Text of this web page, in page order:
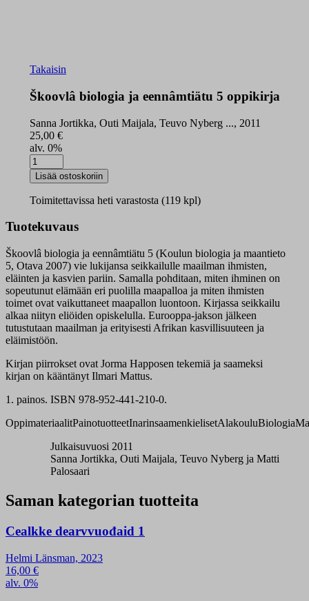
Takaisin
Škoovlâ biologia ja eennâmtiätu 5 oppikirja
Sanna Jortikka, Outi Maijala, Teuvo Nyberg ..., 2011
25,00 €
alv. 0%
Škoovlâ
biologia
ja
eennâmtiätu
oppikirja
määrä
Lisää ostoskoriin
Toimitettavissa heti varastosta (119 kpl)
Tuotekuvaus
Škoovlâ biologia ja eennâmtiätu 5 (Koulun biologia ja maantieto
5, Otava 2007) vie lukijansa seikkailulle maailman ihmisten,
eläinten ja kasvien pariin. Samalla pohditaan, miten ihminen on
sopeutunut elämään eri puolilla maapalloa ja miten ihmisten
toimet ovat vaikuttaneet maapallon luontoon. Kirjassa seikkailu
alkaa niityn eliöiden opiskelulla. Eurooppa-jakson jälkeen
tutustutaan maailman ja erityisesti Afrikan kasvillisuuteen ja
eläimistöön.
Kirjan piirrokset ovat Jorma Happosen tekemiä ja saameksi
kirjan on kääntänyt Ilmari Mattus.
1. painos. ISBN 978-952-441-210-0.
OppimateriaalitPainotuotteetInarinsaamenkielisetAlakouluBiologia
Julkaisuvuosi 2011
Sanna Jortikka, Outi Maijala, Teuvo Nyberg ja Matti
Palosaari
Saman kategorian tuotteita
Cealkke dearvvuođaid 1
Helmi Länsman, 2023
16,00 €
alv. 0%